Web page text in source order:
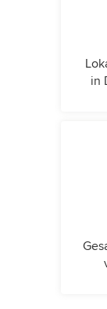
in